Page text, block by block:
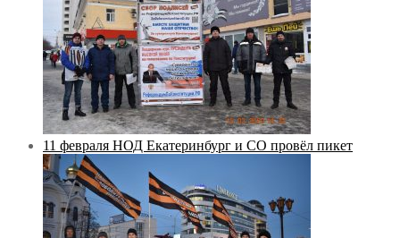
11 февраля НОД Екатеринбург и СО провёл пикет